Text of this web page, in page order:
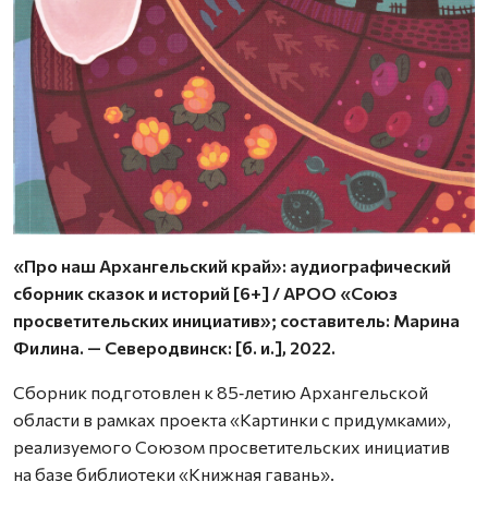
«Про наш Архангельский край»: аудиографический
сборник сказок и историй [6+] / АРОО «Союз
просветительских инициатив»; составитель: Марина
Филина. — Северодвинск: [б. и.], 2022.
Сборник подготовлен к 85‑летию Архангельской
области в рамках проекта «Картинки с придумками»,
реализуемого Союзом просветительских инициатив
на базе библиотеки «Книжная гавань».